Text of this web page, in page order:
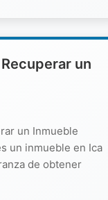
un
un Inmueble
un inmueble en Ica
de obtener